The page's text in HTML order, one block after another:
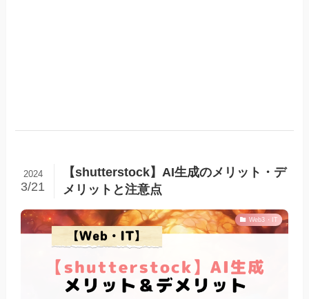
【shutterstock】AI生成のメリット・デ
メリットと注意点
2024
3/21
Web3・IT